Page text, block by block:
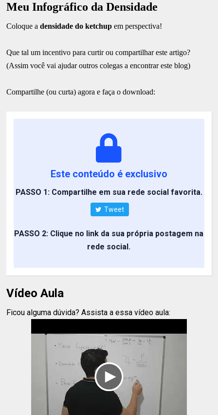
Meu Infográfico da Densidade
Coloque adensidade do ketchup em perspectiva!
Que tal um incentivo para curtir ou compartilhar este artigo?
(Assim você vai ajudar outros colegas a encontrar este blog)
Compartilhe (ou curta) agora e faça o download:
Este conteúdo é exclusivo
PASSO 1: Compartilhe em sua rede social favorita.
Tweet
PASSO 2: Clique no link da sua própria postagem na
rede social.
Vídeo Aula
Ficou alguma dúvida? Assista a essa vídeo aula: